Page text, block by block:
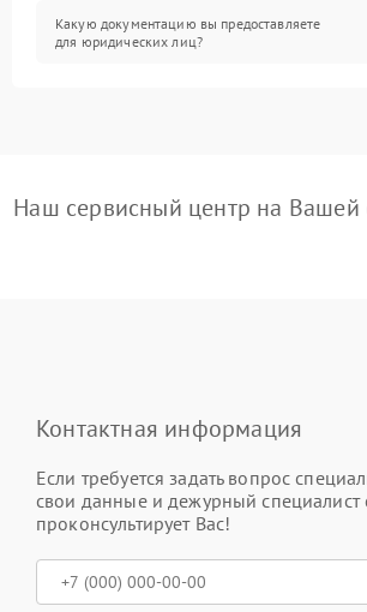
Какую документацию вы предоставляете
для юридических лиц?
Наш сервисный центр на Вашей
Контактная информация
Если требуется задать вопрос
свои данные и дежурный специалист
проконсультирует Вас!